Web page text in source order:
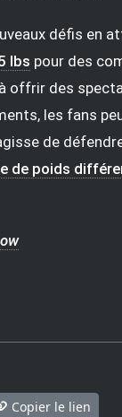
défis en
lbs pour des
offrir des
les fans
de
de poids
Copier le lien